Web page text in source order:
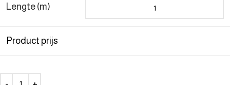
Lengte (m)
Product prijs